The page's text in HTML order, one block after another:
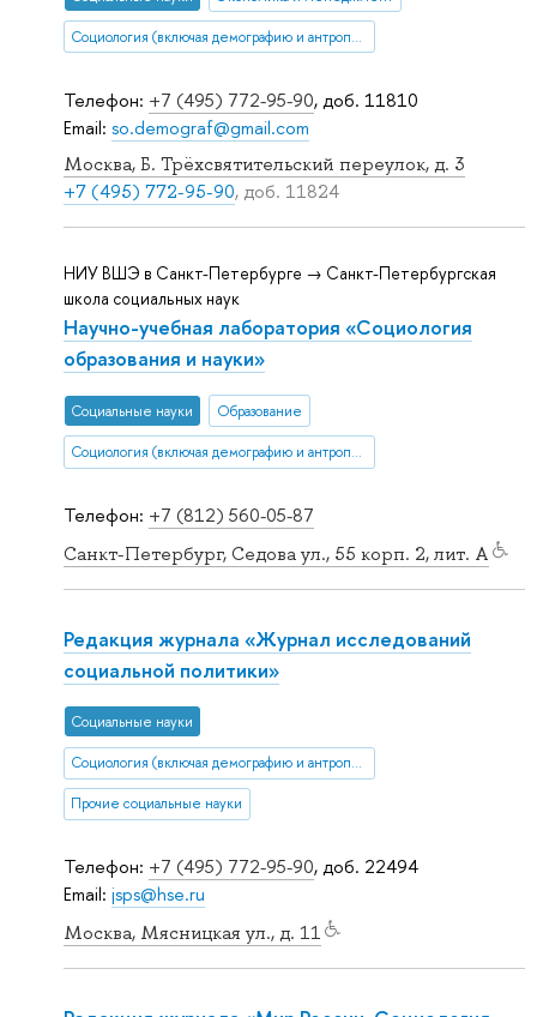
Телефон: +7 (495) 772-95-90, доб. 11810
Email: so.demograf@gmail.com
Москва, Б. Трёхсвятительский переулок, д. 3
+7 (495) 772-95-90, доб. 11824
Социология (включая демографию и антропологию)
Телефон: +7 (812) 560-05-87
Санкт-Петербург, Седова ул., 55 корп. 2, лит. А
НИУ ВШЭ в Санкт-Петербурге → Санкт-Петербургская
школа социальных наук
Научно-учебная лаборатория «Социология
образования и науки»
Социальные науки Образование
Социология (включая демографию и антропологию)
Телефон: +7 (495) 772-95-90, доб. 22494
Email: jsps@hse.ru
Москва, Мясницкая ул., д. 11
Редакция журнала «Журнал исследований
социальной политики»
Социальные науки
Социология (включая демографию и антропологию)
Прочие социальные науки